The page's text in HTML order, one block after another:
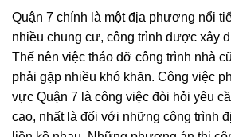
Quận 7 chính là một địa phương nổi
nhiều chung cư, công trình được xây
Thế nên việc tháo dỡ công trình nhà
phải gặp nhiều khó khăn. Công việc
vực Quận 7 là công việc đòi hỏi yêu
cao, nhất là đối với những công trình